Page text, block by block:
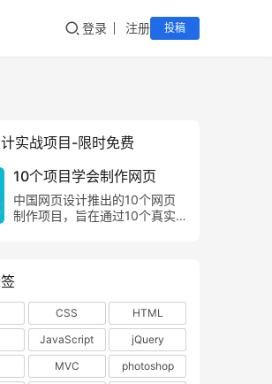
登录 注册 投稿
实战项目-限时免费
10个项目学会制作网页
中国网页设计推出的10个网页
制作项目，旨在通过10个真实
CSS
HTML
JavaScript
jQuery
MVC
photoshop